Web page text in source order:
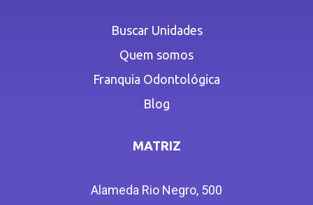
Buscar Unidades
Quem somos
Franquia Odontológica
Blog
MATRIZ
Alameda Rio Negro, 500